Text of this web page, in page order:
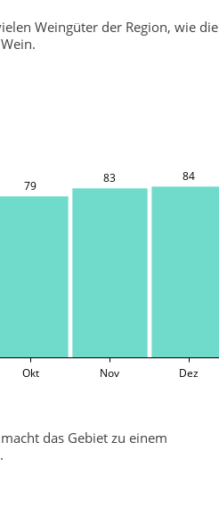
Weingüter der Region, wie die
79
83 84
Okt Nov Dez
das Gebiet zu einem